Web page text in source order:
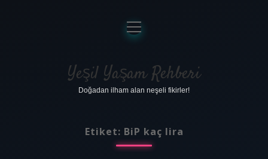
Anasayfa
Gizlilik Politikası
Yasal Uyarı
menüyü
aç
Yeşil Yaşam Rehberi
Doğadan ilham alan neşeli fikirler!
Etiket: BiP kaç lira